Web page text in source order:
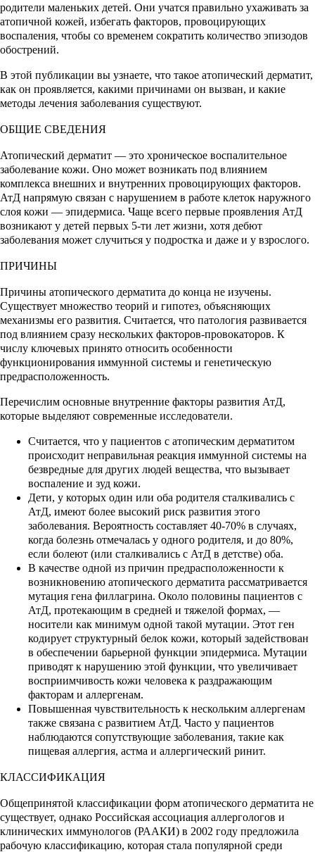
родители маленьких детей. Они учатся правильно ухаживать за
атопичной кожей, избегать факторов, провоцирующих
воспаления, чтобы со временем сократить количество эпизодов
обострений.
В этой публикации вы узнаете, что такое атопический дерматит,
как он проявляется, какими причинами он вызван, и какие
методы лечения заболевания существуют.
ОБЩИЕ СВЕДЕНИЯ
Атопический дерматит — это хроническое воспалительное
заболевание кожи. Оно может возникать под влиянием
комплекса внешних и внутренних провоцирующих факторов.
АтД напрямую связан с нарушением в работе клеток наружного
слоя кожи — эпидермиса. Чаще всего первые проявления АтД
возникают у детей первых 5-ти лет жизни, хотя дебют
заболевания может случиться у подростка и даже и у взрослого.
ПРИЧИНЫ
Причины атопического дерматита до конца не изучены.
Существует множество теорий и гипотез, объясняющих
механизмы его развития. Считается, что патология развивается
под влиянием сразу нескольких факторов-провокаторов. К
числу ключевых принято относить особенности
функционирования иммунной системы и генетическую
предрасположенность.
Перечислим основные внутренние факторы развития АтД,
которые выделяют современные исследователи.
Считается, что у пациентов с атопическим дерматитом
происходит неправильная реакция иммунной системы на
безвредные для других людей вещества, что вызывает
воспаление и зуд кожи.
Дети, у которых один или оба родителя сталкивались с
АтД, имеют более высокий риск развития этого
заболевания. Вероятность составляет 40-70% в случаях,
когда болезнь отмечалась у одного родителя, и до 80%,
если болеют (или сталкивались с АтД в детстве) оба.
В качестве одной из причин предрасположенности к
возникновению атопического дерматита рассматривается
мутация гена филлагрина. Около половины пациентов с
АтД, протекающим в средней и тяжелой формах, —
носители как минимум одной такой мутации. Этот ген
кодирует структурный белок кожи, который задействован
в обеспечении барьерной функции эпидермиса. Мутации
приводят к нарушению этой функции, что увеличивает
восприимчивость кожи человека к раздражающим
факторам и аллергенам.
Повышенная чувствительность к нескольким аллергенам
также связана с развитием АтД. Часто у пациентов
наблюдаются сопутствующие заболевания, такие как
пищевая аллергия, астма и аллергический ринит.
КЛАССИФИКАЦИЯ
Общепринятой классификации форм атопического дерматита не
существует, однако Российская ассоциация аллергологов и
клинических иммунологов (РААКИ) в 2002 году предложила
рабочую классификацию, которая стала популярной среди